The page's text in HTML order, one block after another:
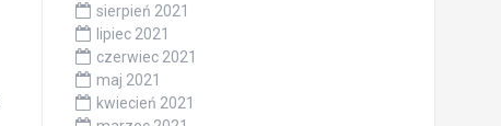
sierpień 2021
lipiec 2021
czerwiec 2021
maj 2021
kwiecień 2021